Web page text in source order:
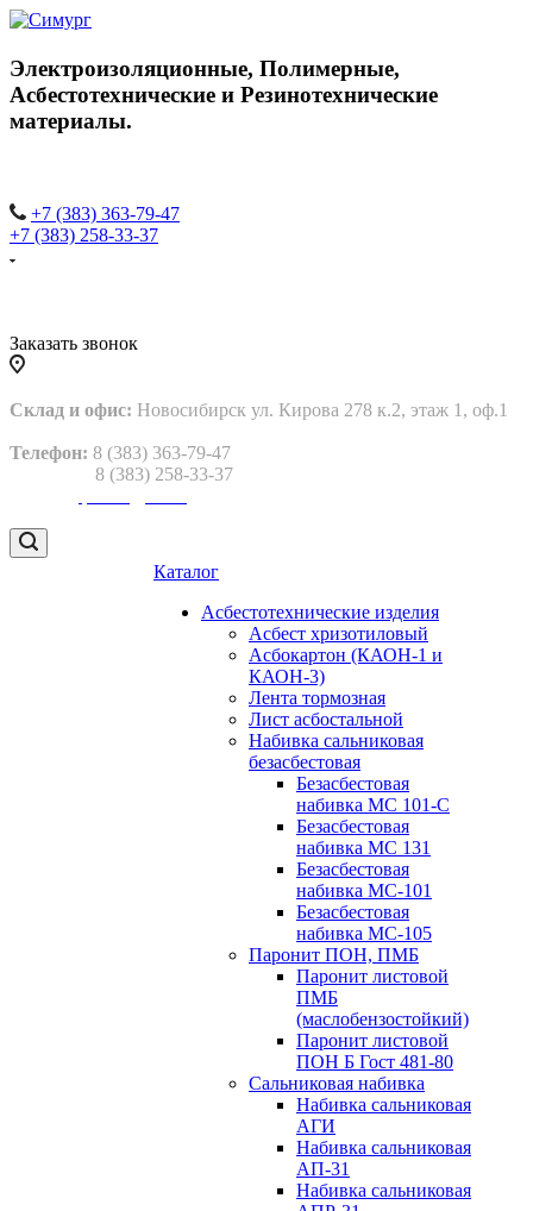
Электроизоляционные, Полимерные,
Асбестотехнические и Резинотехнические
материалы.
+7 (383) 363-79-47
+7 (383) 258-33-37
Заказать звонок
Склад и офис: Новосибирск ул. Кирова 278 к.2, этаж 1, оф.1
Телефон: 8 (383) 363-79-47
8 (383) 258-33-37
Каталог
Асбестотехнические изделия
Асбест хризотиловый
Асбокартон (КАОН-1 и
КАОН-3)
Лента тормозная
Лист асбостальной
Набивка сальниковая
безасбестовая
Безасбестовая
набивка МС 101-С
Безасбестовая
набивка МС 131
Безасбестовая
набивка МС-101
Безасбестовая
набивка МС-105
Паронит ПОН, ПМБ
Паронит листовой
ПМБ
(маслобензостойкий)
Паронит листовой
ПОН Б Гост 481-80
Сальниковая набивка
Набивка сальниковая
АГИ
Набивка сальниковая
АП-31
Набивка сальниковая